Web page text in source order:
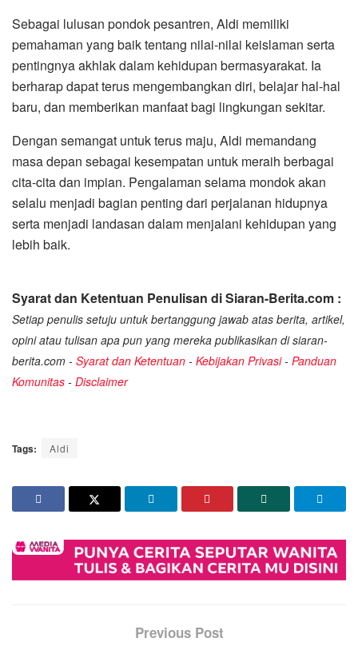
Sebagai lulusan pondok pesantren, Aldi memiliki
pemahaman yang baik tentang nilai-nilai keislaman serta
pentingnya akhlak dalam kehidupan bermasyarakat. Ia
berharap dapat terus mengembangkan diri, belajar hal-hal
baru, dan memberikan manfaat bagi lingkungan sekitar.
Dengan semangat untuk terus maju, Aldi memandang
masa depan sebagai kesempatan untuk meraih berbagai
cita-cita dan impian. Pengalaman selama mondok akan
selalu menjadi bagian penting dari perjalanan hidupnya
serta menjadi landasan dalam menjalani kehidupan yang
lebih baik.
Syarat dan Ketentuan Penulisan di Siaran-Berita.com :
Setiap penulis setuju untuk bertanggung jawab atas berita, artikel,
opini atau tulisan apa pun yang mereka publikasikan di siaran-
berita.com - Syarat dan Ketentuan - Kebijakan Privasi- Panduan
Komunitas - Disclaimer
Tags: Aldi
Previous Post